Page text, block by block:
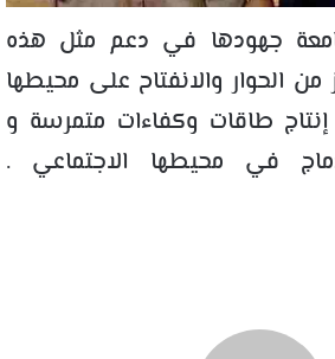
جهودها في دعم مثل هذه
من الحوار والانفتاح على محيطها
إنتاج طاقات وكفاءات متمرسة و
في محيطها الاجتماعي .